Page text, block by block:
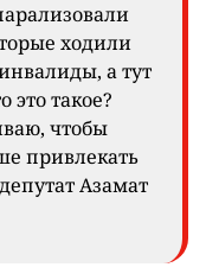
ходили
а тут
это такое?
чтобы
привлекать
Азамат